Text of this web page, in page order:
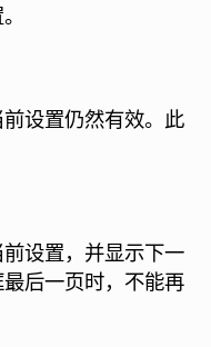
设置仍然有效。此
设置，并显示下一
后一页时，不能再